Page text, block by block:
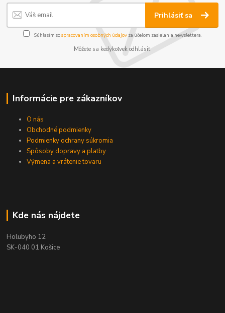
Prihlásiť sa
Súhlasím sospracovaním osobných údajov za účelom zasielania newslettera.
Môžete sa kedykoľvek odhlásiť.
Informácie pre zákazníkov
O nás
Obchodné podmienky
Podmienky ochrany súkromia
Spôsoby dopravy a platby
Výmena a vrátenie tovaru
Kde nás nájdete
Holubyho 12
SK-040 01 Košice